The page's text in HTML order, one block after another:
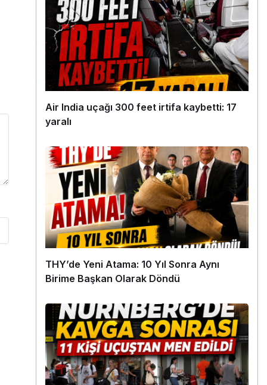
Air India uçağı 300 feet irtifa kaybetti: 17
yaralı
THY’de Yeni Atama: 10 Yıl Sonra Aynı
Birime Başkan Olarak Döndü